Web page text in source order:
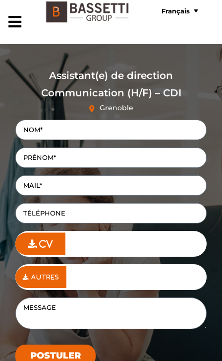
Français
Assistant(e) de direction
Communication (H/F) – CDI
Grenoble
POSTULER